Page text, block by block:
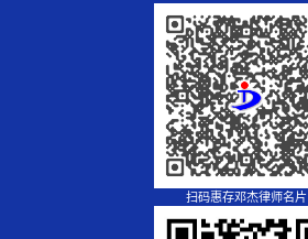
扫码惠存邓杰律师名片